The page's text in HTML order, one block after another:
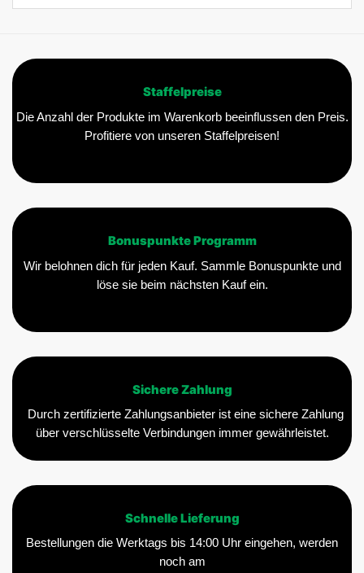
Staffelpreise
Die Anzahl der Produkte im Warenkorb beeinflussen den Preis.
Profitiere von unseren Staffelpreisen!
Bonuspunkte Programm
Wir belohnen dich für jeden Kauf. Sammle Bonuspunkte und
löse sie beim nächsten Kauf ein.
Sichere Zahlung
Durch zertifizierte Zahlungsanbieter ist eine sichere Zahlung
über verschlüsselte Verbindungen immer gewährleistet.
Schnelle Lieferung
Bestellungen die Werktags bis 14:00 Uhr eingehen, werden
noch am